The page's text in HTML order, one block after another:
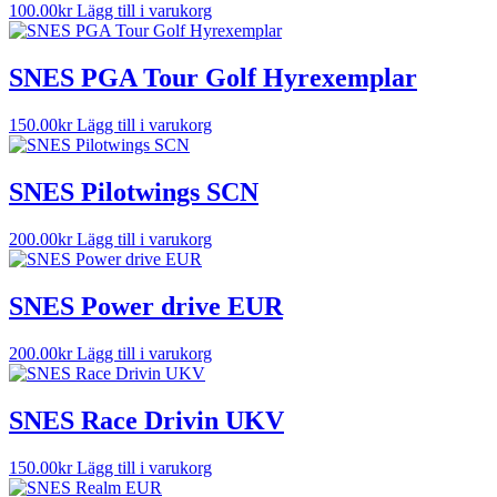
100.00kr Lägg till i varukorg
SNES PGA Tour Golf Hyrexemplar
150.00kr Lägg till i varukorg
SNES Pilotwings SCN
200.00kr Lägg till i varukorg
SNES Power drive EUR
200.00kr Lägg till i varukorg
SNES Race Drivin UKV
150.00kr Lägg till i varukorg